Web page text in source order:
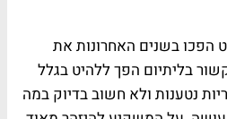
הפכו בשנים האחרונות את
בליתיום הפך ללהיט בגלל
נטענות ולא חשוב בדיוק במה